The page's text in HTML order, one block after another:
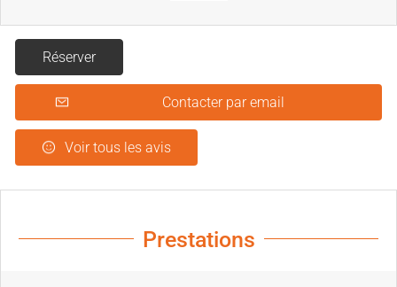
Réserver
Contacter par email
Voir tous les avis
Prestations